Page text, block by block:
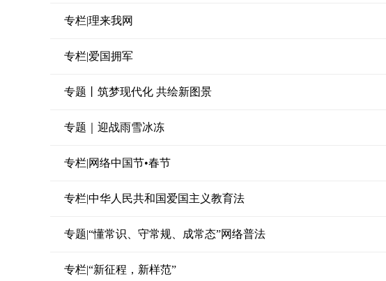
专栏|理来我网
专栏|爱国拥军
专题丨筑梦现代化 共绘新图景
专题｜迎战雨雪冰冻
专栏|网络中国节•春节
专栏|中华人民共和国爱国主义教育法
专题|“懂常识、守常规、成常态”网络普法
专栏|“新征程，新样范”